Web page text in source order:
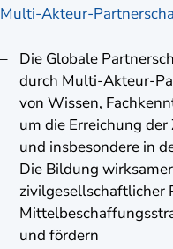
Multi-Akteur-
Die Globale
durch Multi-Akteur-
von Wissen,
um die Erreichung
und insbesondere in
Die Bildung
zivilgesellschaftlicher
und fördern